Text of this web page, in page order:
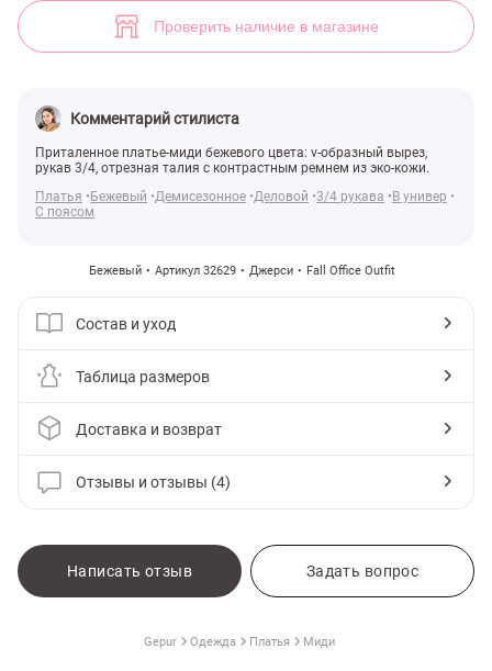
Проверить наличие в магазине
Комментарий стилиста
Приталенное платье-миди бежевого цвета: v-образный вырез,
рукав 3/4, отрезная талия с контрастным ремнем из эко-кожи.
Платья
Бежевый Демисезонное Деловой 3/4 рукава
В универ
С поясом
Бежевый Артикул 32629 Джерси Fall Office Outfit
Состав и уход
Таблица размеров
Доставка и возврат
Отзывы и отзывы (4)
Написать отзыв Задать вопрос
Gepur Одежда Платья Миди
(арт. 32629) ♡ интернет-магазин Gepur